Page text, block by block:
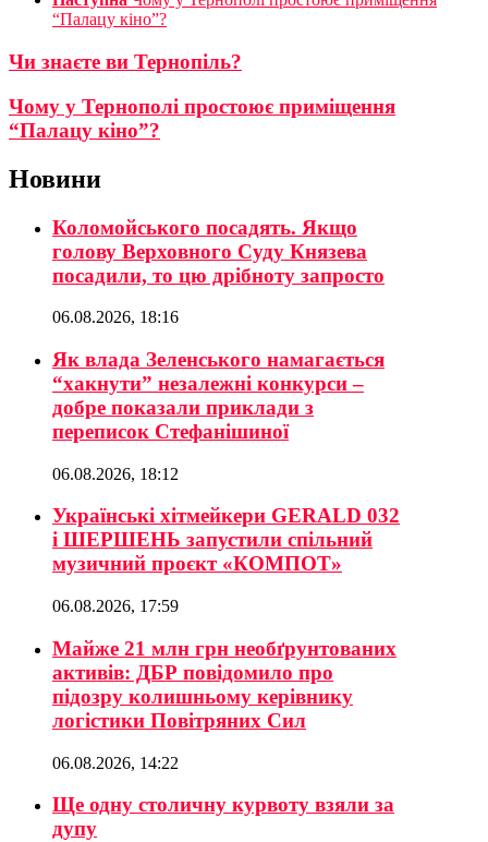
“Палацу кіно”?
Чи знаєте ви Тернопіль?
Чому у Тернополі простоює приміщення
“Палацу кіно”?
Новини
Коломойського посадять. Якщо
голову Верховного Суду Князева
посадили, то цю дрібноту запросто
06.08.2026, 18:16
Як влада Зеленського намагається
“хакнути” незалежні конкурси –
добре показали приклади з
переписок Стефанішиної
06.08.2026, 18:12
Українські хітмейкери GERALD 032
і ШЕРШЕНЬ запустили спільний
музичний проєкт «КОМПОТ»
06.08.2026, 17:59
Майже 21 млн грн необґрунтованих
активів: ДБР повідомило про
підозру колишньому керівнику
логістики Повітряних Сил
06.08.2026, 14:22
Ще одну столичну курвоту взяли за
дупу